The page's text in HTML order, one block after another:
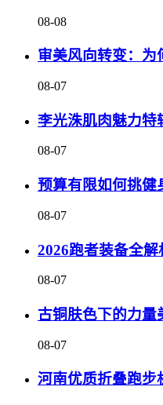
08-08
审美风向转变：为
08-07
李光洙肌肉魅力特
08-07
预算有限如何挑健
08-07
2026跑者装备全
08-07
古铜肤色下的力量
08-07
河南优质折叠跑步